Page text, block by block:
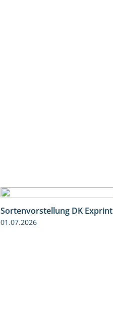
Sortenvorstellung DK Exprint
01.07.2026